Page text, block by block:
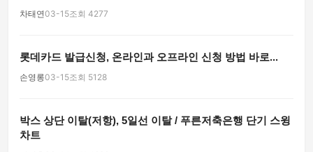
차태연03-15조회 4277
롯데카드 발급신청, 온라인과 오프라인 신청 방법 바로...
손영롱03-15조회 5128
박스 상단 이탈(저항), 5일선 이탈 / 푸른저축은행 단기 스윙
차트